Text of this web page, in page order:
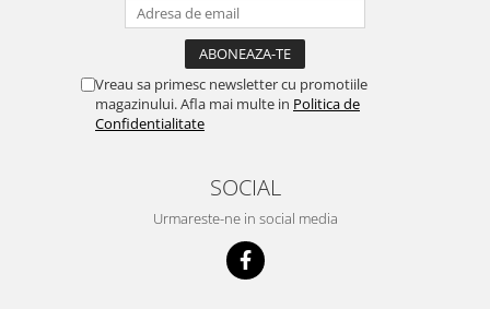
Vreau sa primesc newsletter cu promotiile
magazinului. Afla mai multe in Politica de
Confidentialitate
SOCIAL
Urmareste-ne in social media